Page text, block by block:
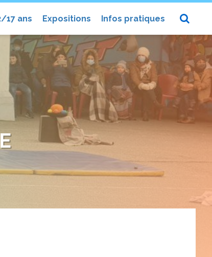
17 ans Expositions Infos pratiques